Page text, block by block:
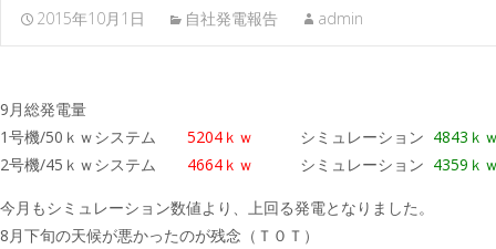
2015年10月1日 自社発電報告 admin
9月総発電量
1号機/50ｋｗシステム 5204ｋｗ シミュレーション 4843ｋ
2号機/45ｋｗシステム 4664ｋｗ シミュレーション 4359ｋ
今月もシミュレーション数値より、上回る発電となりました。
8月下旬の天候が悪かったのが残念（Ｔ０Ｔ）